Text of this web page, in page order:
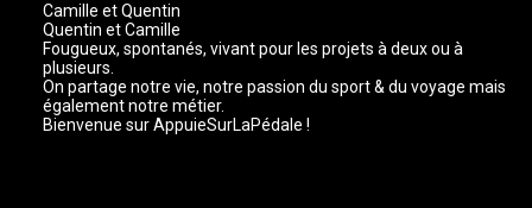
Camille et Quentin
Quentin et Camille
Fougueux, spontanés, vivant pour les projets à deux ou à
plusieurs.
On partage notre vie, notre passion du sport & du voyage mais
également notre métier.
Bienvenue sur AppuieSurLaPédale !